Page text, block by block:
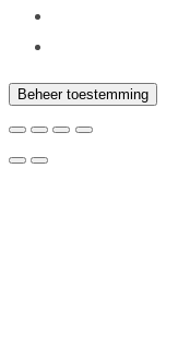
Beheer toestemming